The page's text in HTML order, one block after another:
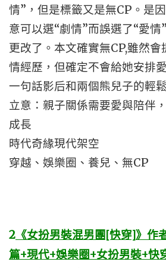
情”，但是標籤又是無CP。是
意可以選“劇情”而誤選了“愛
更改了。本文確實無CP,雖然
情經歷，但確定不會給她安
一句話影后和兩個熊兒子的輕
立意：親子關係需要愛與陪伴
成長
時代奇緣現代架空
穿越、娛樂圈、養兒、無CP
2 《女扮男裝混男團[快穿]》作
篇+現代+娛樂圈+女扮男裝+快